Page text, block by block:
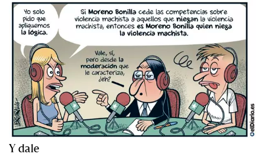
Y dale